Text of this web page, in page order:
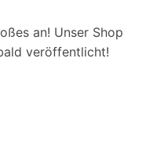
an! Unser Shop
veröffentlicht!